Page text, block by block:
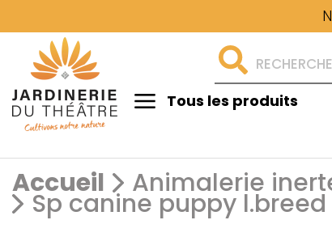
Tous les produits
Accueil Animalerie
Sp canine puppy l.breed